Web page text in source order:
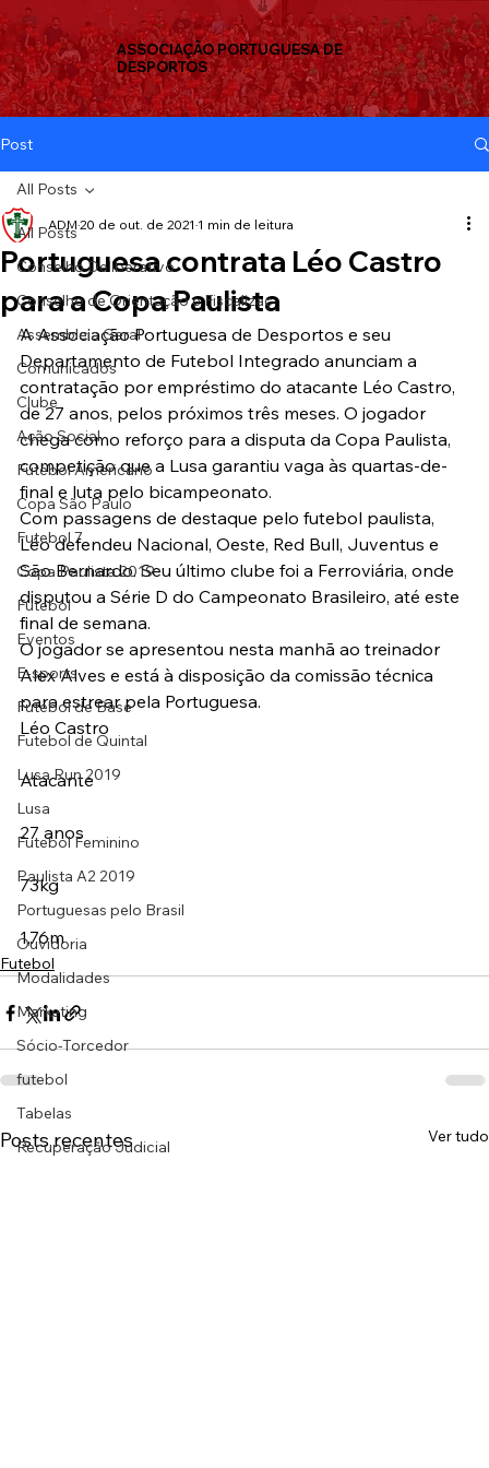
ASSOCIAÇÃO PORTUGUESA DE
DESPORTOS
Post
All Posts
Conselho Deliberativo
Conselho de Orientação e Fiscalizaç
Assembleia Geral
Comunicados
Clube
Ação Social
Futebol Americano
Copa São Paulo
Futebol 7
Copa Paulista 2019
Futebol
Eventos
E-sports
Futebol de Base
Futebol de Quintal
Lusa Run 2019
Lusa
Futebol Feminino
Paulista A2 2019
Portuguesas pelo Brasil
Ouvidoria
Modalidades
Marketing
Sócio-Torcedor
futebol
Tabelas
Recuperação Judicial
All Posts
Portuguesa contrata Léo Castro
para a Copa Paulista
ADM 20 de out. de 2021 1 min de leitura
A Associação Portuguesa de Desportos e seu
Departamento de Futebol Integrado anunciam a
contratação por empréstimo do atacante Léo Castro,
de 27 anos, pelos próximos três meses. O jogador
chega como reforço para a disputa da Copa Paulista,
competição que a Lusa garantiu vaga às quartas-de-
final e luta pelo bicampeonato.
Com passagens de destaque pelo futebol paulista,
Léo defendeu Nacional, Oeste, Red Bull, Juventus e
São Bernardo. Seu último clube foi a Ferroviária, onde
disputou a Série D do Campeonato Brasileiro, até este
final de semana.
O jogador se apresentou nesta manhã ao treinador
Alex Alves e está à disposição da comissão técnica
para estrear pela Portuguesa.
Léo Castro
Atacante
27 anos
73kg
1,76m
Futebol
Posts recentes Ver tudo